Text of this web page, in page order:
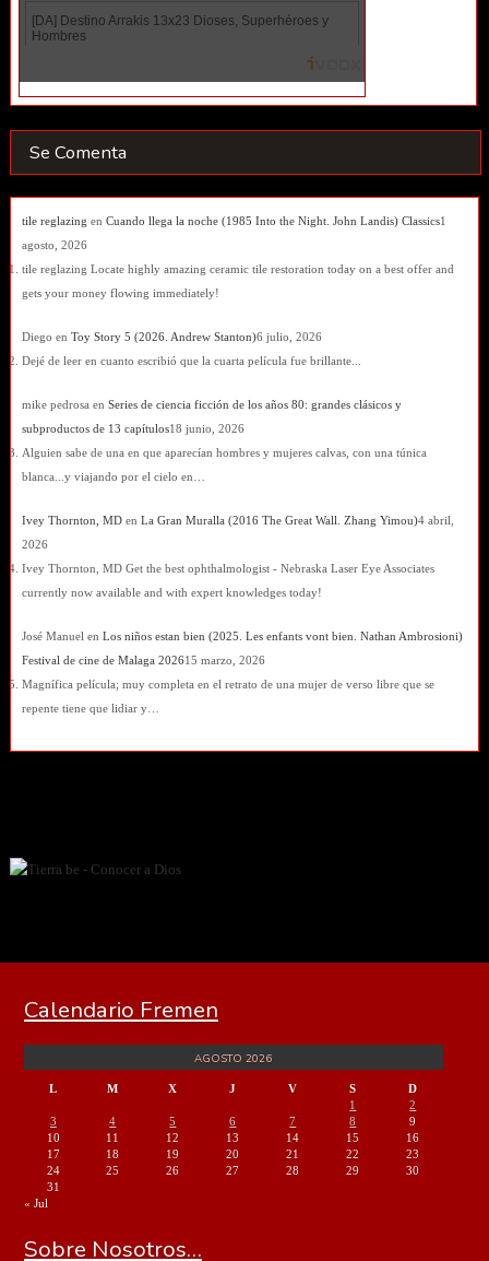
Se Comenta
tile reglazing en Cuando llega la noche (1985 Into the Night. John Landis) Classics1
agosto, 2026
tile reglazing Locate highly amazing ceramic tile restoration today on a best offer and
gets your money flowing immediately!
Diego en Toy Story 5 (2026. Andrew Stanton)6 julio, 2026
Dejé de leer en cuanto escribió que la cuarta película fue brillante...
mike pedrosa en Series de ciencia ficción de los años 80: grandes clásicos y
subproductos de 13 capítulos18 junio, 2026
Alguien sabe de una en que aparecían hombres y mujeres calvas, con una túnica
blanca...y viajando por el cielo en…
Ivey Thornton, MDen La Gran Muralla (2016 The Great Wall. Zhang Yimou)4 abril,
2026
Ivey Thornton, MD Get the best ophthalmologist - Nebraska Laser Eye Associates
currently now available and with expert knowledges today!
José Manuel en Los niños estan bien (2025. Les enfants vont bien. Nathan Ambrosioni)
Festival de cine de Malaga 202615 marzo, 2026
Magnífica película; muy completa en el retrato de una mujer de verso libre que se
repente tiene que lidiar y…
Calendario Fremen
AGOSTO 2026
L M X J V S
D
1
2
3
4 5 6 7 8
9
10
11 12 13 14 15
16
17
18 19 20 21 22
23
24
25 26 27 28 29
30
31
« Jul
Sobre Nosotros…